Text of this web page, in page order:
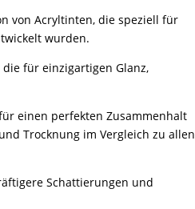
von Acryltinten, die speziell für
wurden.
für einzigartigen Glanz,
einen perfekten Zusammenhalt
Trocknung im Vergleich zu allen
Schattierungen und